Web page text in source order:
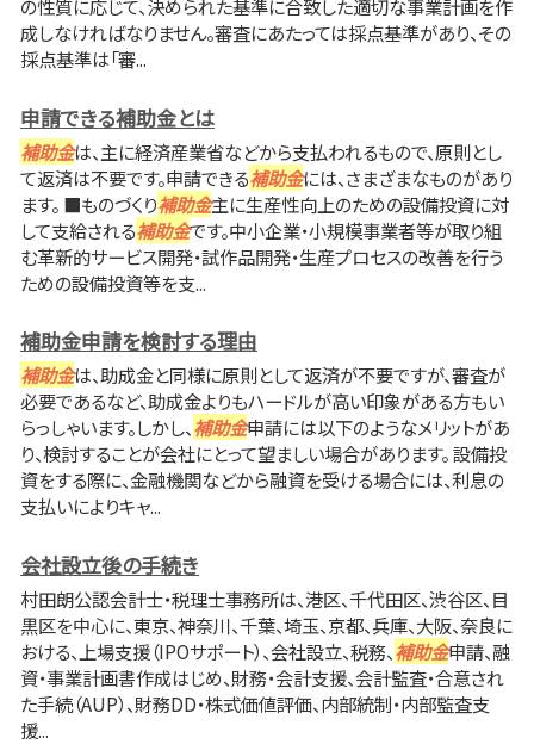
の性質に応じて、決められた基準に合致した適切な事業計画を作
成しなければなりません。審査にあたっては採点基準があり、その
採点基準は「審...
申請できる補助金とは
補助金は、主に経済産業省などから支払われるもので、原則とし
て返済は不要です。申請できる補助金には、さまざまなものがあり
ます。 ■ものづくり補助金主に生産性向上のための設備投資に対
して支給される補助金です。中小企業・小規模事業者等が取り組
む革新的サービス開発・試作品開発・生産プロセスの改善を行う
ための設備投資等を支...
補助金申請を検討する理由
補助金は、助成金と同様に原則として返済が不要ですが、審査が
必要であるなど、助成金よりもハードルが高い印象がある方もい
らっしゃいます。しかし、補助金申請には以下のようなメリットがあ
り、検討することが会社にとって望ましい場合があります。 設備投
資をする際に、金融機関などから融資を受ける場合には、利息の
支払いによりキャ...
会社設立後の手続き
村田朗公認会計士・税理士事務所は、港区、千代田区、渋谷区、目
黒区を中心に、東京、神奈川、千葉、埼玉、京都、兵庫、大阪、奈良に
おける、上場支援（IPOサポート）、会社設立、税務、補助金申請、融
資・事業計画書作成はじめ、財務・会計支援、会計監査・合意され
た手続（AUP）、財務DD・株式価値評価、内部統制・内部監査支
援...